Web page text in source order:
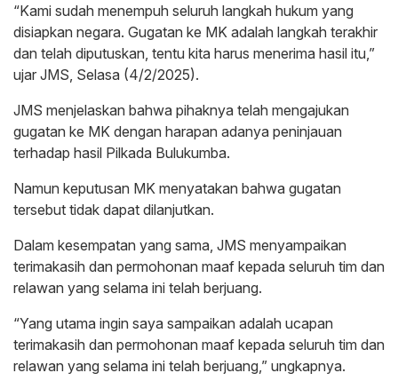
“Kami sudah menempuh seluruh langkah hukum yang
disiapkan negara. Gugatan ke MK adalah langkah terakhir
dan telah diputuskan, tentu kita harus menerima hasil itu,”
ujar JMS, Selasa (4/2/2025).
JMS menjelaskan bahwa pihaknya telah mengajukan
gugatan ke MK dengan harapan adanya peninjauan
terhadap hasil Pilkada Bulukumba.
Namun keputusan MK menyatakan bahwa gugatan
tersebut tidak dapat dilanjutkan.
Dalam kesempatan yang sama, JMS menyampaikan
terimakasih dan permohonan maaf kepada seluruh tim dan
relawan yang selama ini telah berjuang.
“Yang utama ingin saya sampaikan adalah ucapan
terimakasih dan permohonan maaf kepada seluruh tim dan
relawan yang selama ini telah berjuang,” ungkapnya.